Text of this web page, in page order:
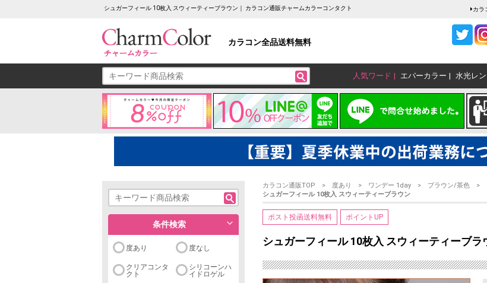
シュガーフィール 10枚入 スウィーティーブラウン｜ カラコン通販チャームカラーコンタクト カラ
カラコン全品送料無料
人気ワード エバーカラー 水光レ
条件検索
度あり 度なし
クリアコンタ
クト
シリコーンハ
イドロゲル
カラコン通販TOP 度あり ワンデー 1day ブラウン/茶色
シュガーフィール 10枚入 スウィーティーブラウン
ポスト投函送料無料 ポイントUP
シュガーフィール 10枚入 スウィーティーブラ